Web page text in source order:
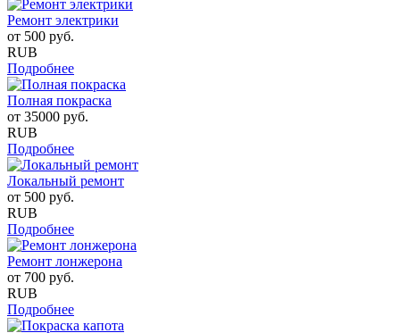
Ремонт электрики
от 500 руб.
RUB
Подробнее
Полная покраска
от 35000 руб.
RUB
Подробнее
Локальный ремонт
от 500 руб.
RUB
Подробнее
Ремонт лонжерона
от 700 руб.
RUB
Подробнее